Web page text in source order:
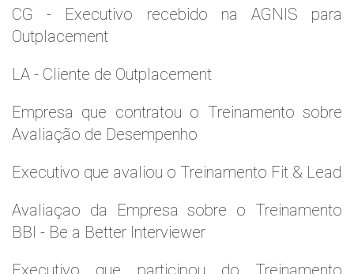
CG - Executivo recebido na AGNIS para
Outplacement
LA - Cliente de Outplacement
Empresa que contratou o Treinamento sobre
Avaliação de Desempenho
Executivo que avaliou o Treinamento Fit & Lead
Avaliaçao da Empresa sobre o Treinamento
BBI - Be a Better Interviewer
Executivo que participou do Treinamento